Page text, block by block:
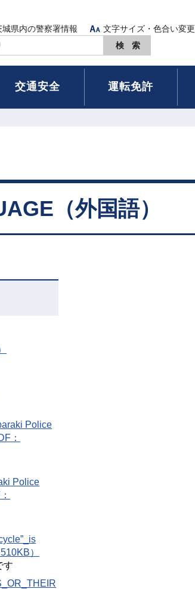
城県内の警察署情報 文字サイズ・色合い変更
交通安全 運転免許
（外国語）
Police
：
Police
）
す